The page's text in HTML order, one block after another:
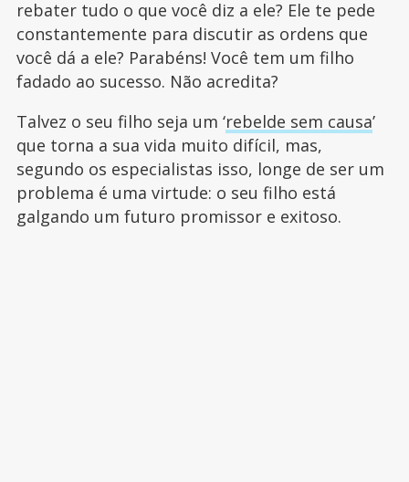
rebater tudo o que você diz a ele? Ele te pede
constantemente para discutir as ordens que
você dá a ele? Parabéns! Você tem um filho
fadado ao sucesso. Não acredita?
Talvez o seu filho seja um ‘rebelde sem causa’
que torna a sua vida muito difícil, mas,
segundo os especialistas isso, longe de ser um
problema é uma virtude: o seu filho está
galgando um futuro promissor e exitoso.